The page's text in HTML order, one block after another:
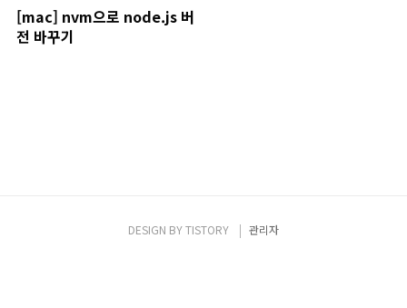
[mac] nvm으로 node.js 버
전 바꾸기
DESIGN BYTISTORY 관리자